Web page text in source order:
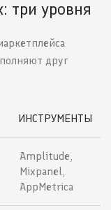
три уровня
друг
ИНСТРУМЕНТЫ
Amplitude,
Mixpanel,
AppMetrica